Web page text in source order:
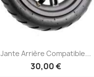
Aperçu rapide
Jante Arrière Compatible...
30,00 €